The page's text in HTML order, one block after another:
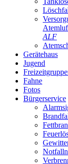
ALF
Gerätehaus
Jugend
Fahne
Fotos
Bürgerservice